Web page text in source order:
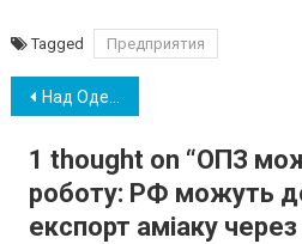
Tagged Предприятия
Навігація
записів
Над Одещиною збили вісім дронів-камікадзе і крилату ракету «Калібр»
1 thought on “ОПЗ
роботу: РФ можуть
експорт аміаку